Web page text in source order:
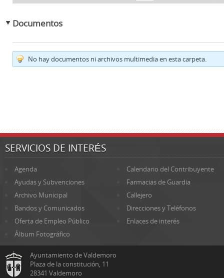
Documentos
No hay documentos ni archivos multimedia en esta carpeta.
SERVICIOS DE INTERÉS
Agenda
Calendario del Contribuyente
Ayudas y Subvenciones
Farmacias de Guardia
Archivo Municipal
Callejero
Bandos y Comunicados
Direcciones y Teléfonos
Oferta de Empleo Público
Enlaces de interés
Álbum Fotográfico
Ayuntamiento de Valdemoro
Plaza de la constitución, 11
28341 Valdemoro